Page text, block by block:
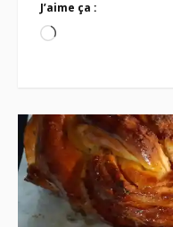
J’aime ça :
Chargement…